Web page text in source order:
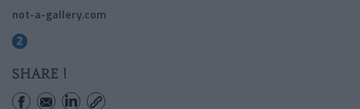
not-a-gallery.com
SHARE !